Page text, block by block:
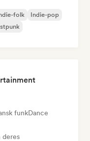
folk
Indie-pop
funkDance
deres